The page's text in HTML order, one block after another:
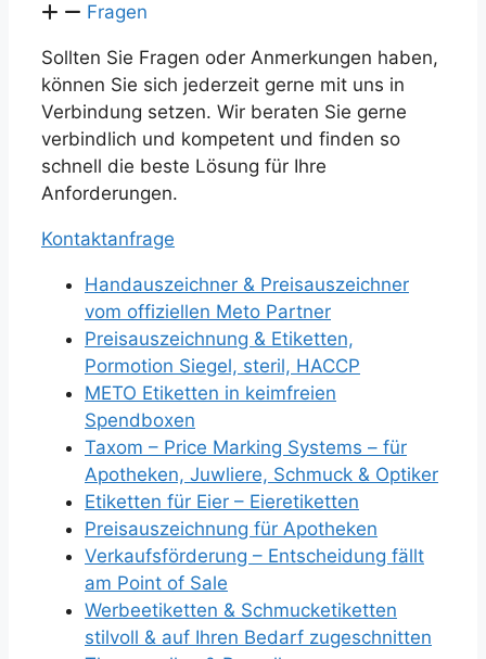
Fragen
Sollten Sie Fragen oder Anmerkungen haben,
können Sie sich jederzeit gerne mit uns in
Verbindung setzen. Wir beraten Sie gerne
verbindlich und kompetent und finden so
schnell die beste Lösung für Ihre
Anforderungen.
Kontaktanfrage
Handauszeichner & Preisauszeichner
vom offiziellen Meto Partner
Preisauszeichnung & Etiketten,
Pormotion Siegel, steril, HACCP
METO Etiketten in keimfreien
Spendboxen
Taxom – Price Marking Systems – für
Apotheken, Juwliere, Schmuck & Optiker
Etiketten für Eier – Eieretiketten
Preisauszeichnung für Apotheken
Verkaufsförderung – Entscheidung fällt
am Point of Sale
Werbeetiketten & Schmucketiketten
stilvoll & auf Ihren Bedarf zugeschnitten